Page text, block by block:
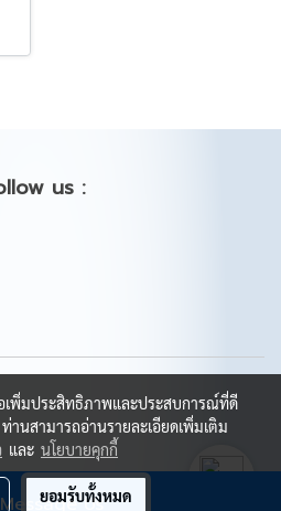
Us
us :
เพิ่มประสิทธิภาพและประสบการณ์ที่ดี
านสามารถอ่านรายละเอียดเพิ่มเติม
และ นโยบายคุกกี้
ยอมรับทั้งหมด